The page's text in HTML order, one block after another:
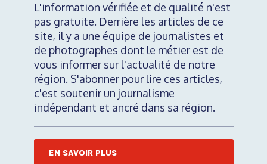
L'information vérifiée et de qualité n'est
pas gratuite. Derrière les articles de ce
site, il y a une équipe de journalistes et
de photographes dont le métier est de
vous informer sur l'actualité de notre
région. S'abonner pour lire ces articles,
c'est soutenir un journalisme
indépendant et ancré dans sa région.
EN SAVOIR PLUS